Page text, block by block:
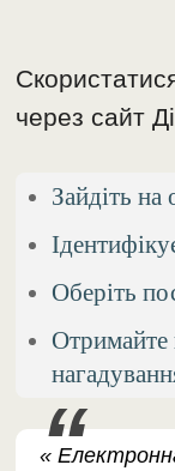
через сайт
Зайдіть на
Оберіть
Отримайте
«